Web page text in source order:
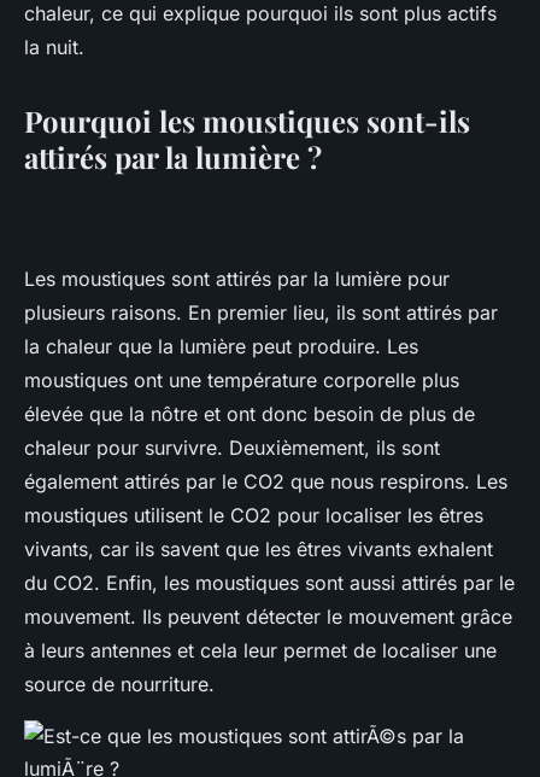
chaleur, ce qui explique pourquoi ils sont plus actifs
la nuit.
Pourquoi les moustiques sont-ils
attirés par la lumière ?
Les moustiques sont attirés par la lumière pour
plusieurs raisons. En premier lieu, ils sont attirés par
la chaleur que la lumière peut produire. Les
moustiques ont une température corporelle plus
élevée que la nôtre et ont donc besoin de plus de
chaleur pour survivre. Deuxièmement, ils sont
également attirés par le CO2 que nous respirons. Les
moustiques utilisent le CO2 pour localiser les êtres
vivants, car ils savent que les êtres vivants exhalent
du CO2. Enfin, les moustiques sont aussi attirés par le
mouvement. Ils peuvent détecter le mouvement grâce
à leurs antennes et cela leur permet de localiser une
source de nourriture.